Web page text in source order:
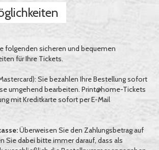
folgenden sicheren und bequemen
für Ihre Tickets.
Sie bezahlen Ihre Bestellung sofort
umgehend bearbeiten. Print@home-Tickets
mit Kreditkarte sofort per E-Mail
Überweisen Sie den Zahlungsbetrag auf
Sie dabei bitte immer darauf, dass als